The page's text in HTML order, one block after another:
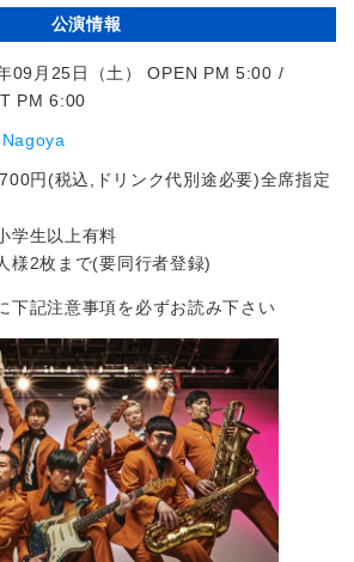
公演情報
09月25日（土） OPEN PM 5:00 /
PM 6:00
円(税込,ドリンク代別途必要)全席指定
学生以上有料
様2枚まで(要同行者登録)
下記注意事項を必ずお読み下さい